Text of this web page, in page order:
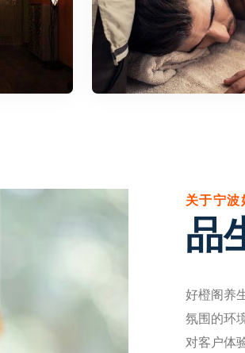
关于宁
品
好橙阁养
氛围的环
对客户体